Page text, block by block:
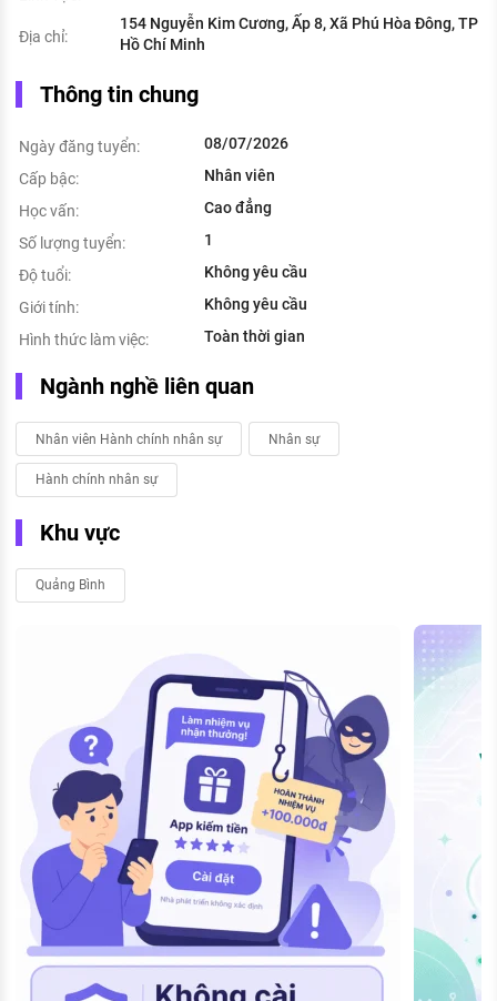
Địa chỉ:
154 Nguyễn Kim Cương, Ấp 8, Xã Phú Hòa Đông, TP
Hồ Chí Minh
Thông tin chung
Ngày đăng tuyển:
08/07/2026
Cấp bậc:
Nhân viên
Học vấn:
Cao đẳng
Số lượng tuyển:
1
Độ tuổi:
Không yêu cầu
Giới tính:
Không yêu cầu
Hình thức làm việc:
Toàn thời gian
Ngành nghề liên quan
Nhân viên Hành chính nhân sự Nhân sự
Hành chính nhân sự
Khu vực
Quảng Bình